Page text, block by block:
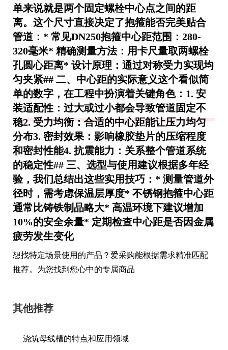
单来说就是两个固定螺栓中心点之间的距
离。这个尺寸直接决定了抱箍能否完美贴合
管道：* 常见DN250抱箍中心距范围：280-
320毫米* 精确测量方法：用卡尺量取两螺栓
孔圆心距离* 设计原理：通过对称受力实现均
匀夹紧## 二、中心距的实际意义这个看似简
单的数字，在工程中扮演着关键角色：1. 安
装适配性 ：过大或过小都会导致管道固定不
稳2.受力均衡：合适的中心距能让压力均匀
分布3.密封效果 ：影响橡胶垫片的压缩程度
和密封性能4. 抗震能力 ：关系整个管道系统
的稳定性## 三、选型与使用建议根据多年经
验，我们总结出这些实用技巧：* 测量管道外
径时，需考虑保温层厚度* 不锈钢抱箍中心距
通常比铸铁制品略大* 高温环境下建议增加
10%的安全余量* 定期检查中心距是否因金属
疲劳发生变化
想找特定场景使用的产品？爱采购能根据需求精准匹配
推荐。为您找到您心中的专属商品
其他推荐
浇筑母线槽的特点和应用领域